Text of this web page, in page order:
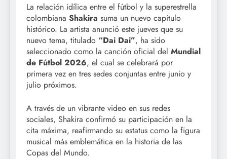
La relación idílica entre el fútbol y la superestrella
colombiana Shakira suma un nuevo capítulo
histórico. La artista anunció este jueves que su
nuevo tema, titulado “Dai Dai”, ha sido
seleccionado como la canción oficial del Mundial
de Fútbol 2026, el cual se celebrará por
primera vez en tres sedes conjuntas entre junio y
julio próximos.
A través de un vibrante video en sus redes
sociales, Shakira confirmó su participación en la
cita máxima, reafirmando su estatus como la figura
musical más emblemática en la historia de las
Copas del Mundo.